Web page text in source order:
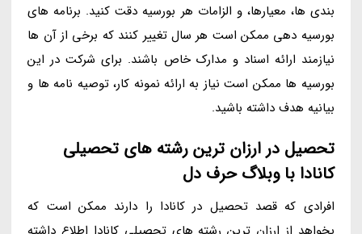
بندی ها، معیارها، و الزامات هر بورسیه دقت کنید. برنامه های
بورسیه دهی ممکن است هر سال تغییر کنند که برخی از آن ها
نیازمند ارائه اسناد و مدارک خاص باشند. برای شرکت در این
بورسیه ها ممکن است نیاز به ارائه نمونه کار، توصیه نامه ها و
بیانیه هدف داشته باشید.
تحصیل در ارزان ترین رشته های تحصیلی
کانادا با وبلاگ حرف دل
افرادی که قصد تحصیل در کانادا را دارند ممکن است که